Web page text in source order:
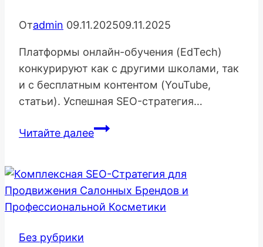
Отadmin 09.11.202509.11.2025
Платформы онлайн-обучения (EdTech)
конкурируют как с другими школами, так
и с бесплатным контентом (YouTube,
статьи). Успешная SEO-стратегия…
Читайте далееSEO-
онлайн-
обучения:
Структура,
Без рубрики